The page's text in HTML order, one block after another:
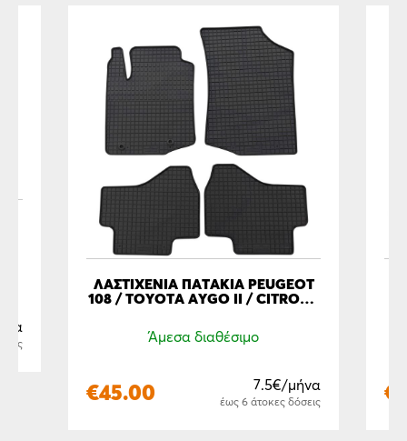
ΛΑΣΤΙΧΈΝΙΑ ΠΑΤΆΚΙΑ PEUGEOT
108 / TOYOTA AYGO II / CITROEN
Άμεσα διαθέσιμο
€45.00 7.5€/μήνα
έως 6 άτοκες δόσεις €